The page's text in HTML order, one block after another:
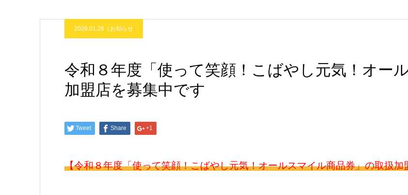
2026.01.26 お知らせ
令和８年度「使って笑顔！こばやし元気！オー
加盟店を募集中です
Tweet Share +1
【令和８年度「使って笑顔！こばやし元気！オールスマイル商品券」の取扱